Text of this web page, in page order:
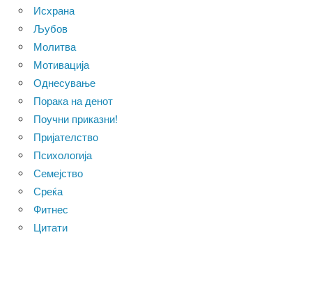
Исхрана
Љубов
Молитва
Мотивација
Однесување
Порака на денот
Поучни приказни!
Пријателство
Психологија
Семејство
Среќа
Фитнес
Цитати